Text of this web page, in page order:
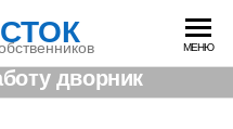
МЕНЮ
дворник